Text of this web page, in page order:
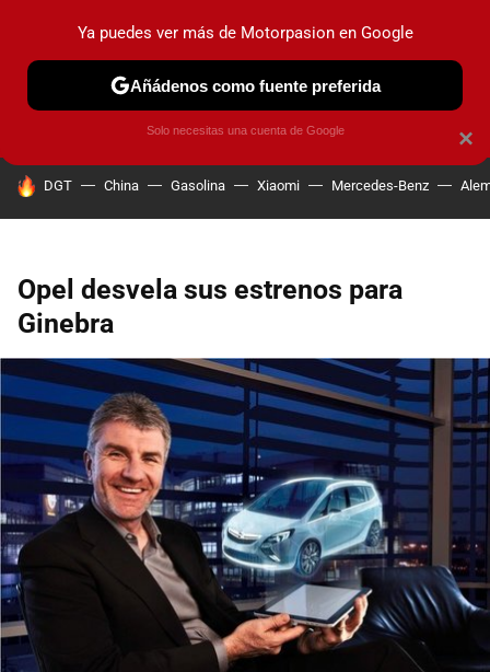
PRUEBAS COCHES ELÉCTRICOS OBSERVATORIO
HOY SE HABLA DE
DGT China Gasolina Xiaomi Mercedes-Benz
Opel desvela sus estrenos para
Ginebra
×
Ya puedes ver más de Motorpasion en Google
Añádenos como fuente preferida
Solo necesitas una cuenta de Google